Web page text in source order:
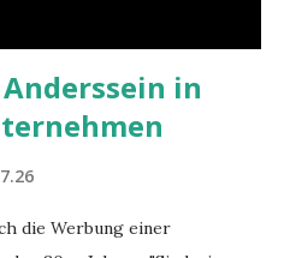
in
die Werbung einer